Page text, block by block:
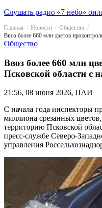
Слушать радио «7 небо»
Главная Новости
Общество
Общество
Ввоз более 660 млн
Псковской области с
21:56, 08 июня 2026, ПАИ
С начала года инспекторы
миллиона срезанных
территорию Псковской
пресс-службе Северо-
управления